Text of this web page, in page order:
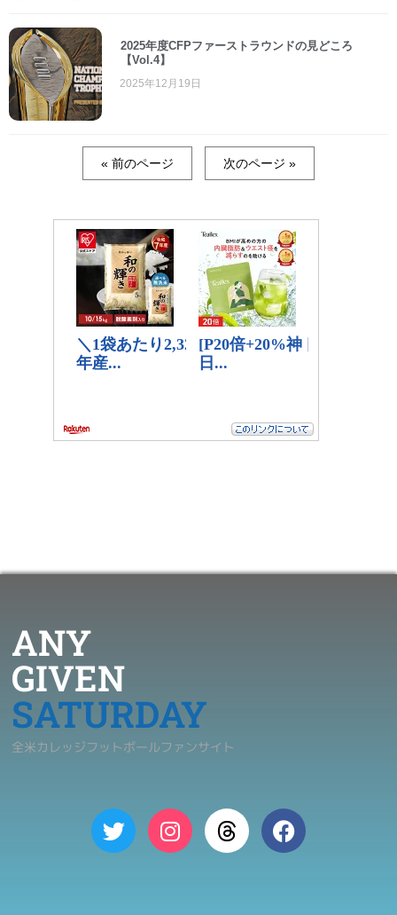
2025年度CFPファーストラウンドの見どころ
【Vol.4】
2025年12月19日
« 前のページ 次のページ »
ANY
GIVEN
SATURDAY
全米カレッジフットボールファンサイト